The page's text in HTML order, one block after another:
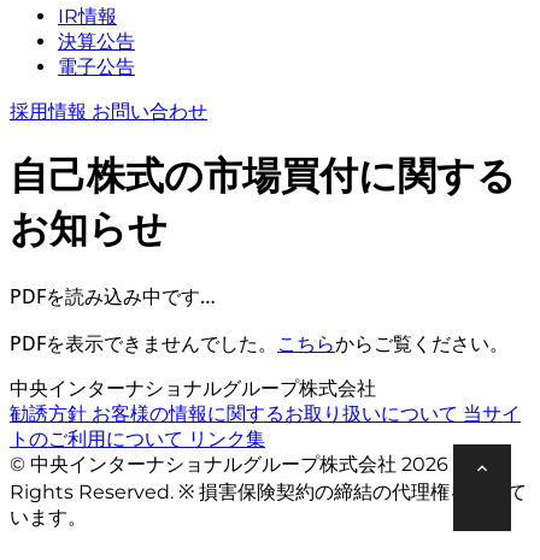
IR情報
決算公告
電子公告
採用情報 お問い合わせ
自己株式の市場買付に関する
お知らせ
PDFを読み込み中です…
PDFを表示できませんでした。 こちらからご覧ください。
中央インターナショナルグループ株式会社
勧誘方針 お客様の情報に関するお取り扱いについて 当サイ
トのご利用について リンク集
© 中央インターナショナルグループ株式会社 2026 All
Rights Reserved. ※ 損害保険契約の締結の代理権を有して
います。